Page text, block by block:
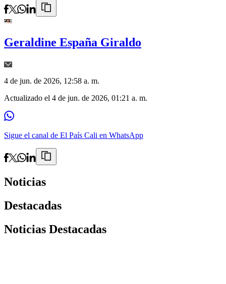
Geraldine España Giraldo
4 de jun. de 2026, 12:58 a. m.
Actualizado el 4 de jun. de 2026, 01:21 a. m.
Sigue el canal de El País Cali en WhatsApp
Noticias
Destacadas
Noticias Destacadas